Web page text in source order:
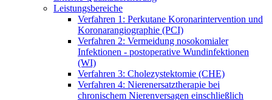
Leistungsbereiche
Verfahren 1: Perkutane Koronarintervention und
Koronarangiographie (PCI)
Verfahren 2: Vermeidung nosokomialer
Infektionen - postoperative Wundinfektionen
(WI)
Verfahren 3: Cholezystektomie (CHE)
Verfahren 4: Nierenersatztherapie bei
chronischem Nierenversagen einschließlich